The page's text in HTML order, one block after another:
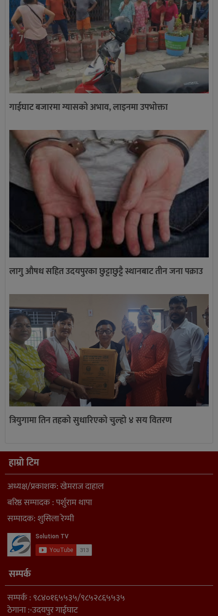
गाईघाट बजारमा ग्यासको अभाव, लाइनमा उपभोक्ता
लागु औषध सहित उदयपुरका छुट्टाछुट्टै स्थानबाट तीन जना पक्राउ
त्रियुगामा तिन तहको सुधारिएको चुल्हो ४ सय वितरण
हाम्रो टिम
अध्यक्ष/प्रकाशक: खेमराज दाहाल
बरिष्ठ सम्पादक : पर्शुराम थापा
सम्पादक: शुसिला रेग्मी
सम्पर्क
सम्पर्क : ९८४०१६५५३५/९८५२८६५५३५
ठेगाना :-उदयपुर गाईघाट